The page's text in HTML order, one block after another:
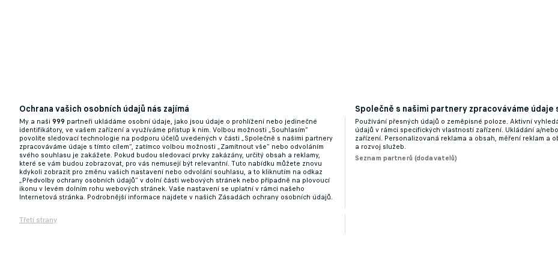
Chceme být konkurenceschopní ve všech soutěžích, burcuje Frank hráče Spurs. Mluvil i o návratu
Kanea
24.09.2025 13:00
Ochrana vašich osobních údajů nás zajímá
My a naši 999 partneři ukládáme osobní údaje, jako jsou údaje o prohlížení nebo jedinečné
identifikátory, ve vašem zařízení a využíváme přístup k nim. Volbou možnosti „Souhlasím“
povolíte sledovací technologie na podporu účelů uvedených v části „Společně s našimi partnery
zpracováváme údaje s tímto cílem“, zatímco volbou možnosti „Zamítnout vše“ nebo odvoláním
svého souhlasu je zakážete. Pokud budou sledovací prvky zakázány, určitý obsah a reklamy,
které se vám budou zobrazovat, pro vás nemusejí být relevantní. Tuto nabídku můžete znovu
kdykoli zobrazit pro změnu vašich nastavení nebo odvolání souhlasu, a to kliknutím na odkaz
„Předvolby ochrany osobních údajů“ v dolní části webových stránek nebo případně na plovoucí
ikonu v levém dolním rohu webových stránek. Vaše nastavení se uplatní v rámci našeho
Internetová stránka. Podrobnější informace najdete v našich Zásadách ochrany osobních údajů.
Třetí strany
Společně s našimi partnery zpracováváme údaje
Používání přesných údajů o zeměpisné poloze. Aktivní
údajů v rámci specifických vlastností zařízení. Ukládání a/
zařízení. Personalizovaná reklama a obsah, měření reklam a
a rozvoj služeb.
Seznam partnerů (dodavatelů)